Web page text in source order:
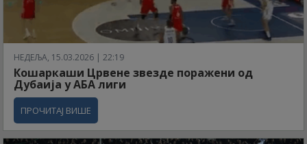
НЕДЕЉА, 15.03.2026 | 22:19
Кошаркаши Црвене звезде поражени од
Дубаија у АБА лиги
ПРОЧИТАЈ ВИШЕ